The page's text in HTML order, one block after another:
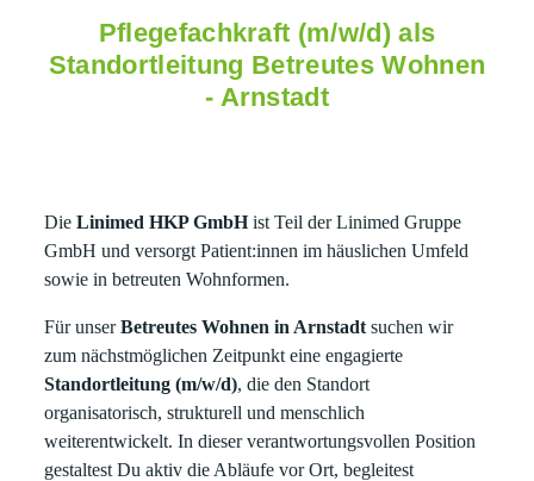
Pflegefachkraft (m/w/d) als
Standortleitung Betreutes Wohnen
- Arnstadt
Die Linimed HKP GmbHist Teil der Linimed Gruppe
GmbH und versorgt Patient:innen im häuslichen Umfeld
sowie in betreuten Wohnformen.
Für unserBetreutes Wohnen in Arnstadt suchen wir
zum nächstmöglichen Zeitpunkt eine engagierte
Standortleitung (m/w/d), die den Standort
organisatorisch, strukturell und menschlich
weiterentwickelt. In dieser verantwortungsvollen Position
gestaltest Du aktiv die Abläufe vor Ort, begleitest